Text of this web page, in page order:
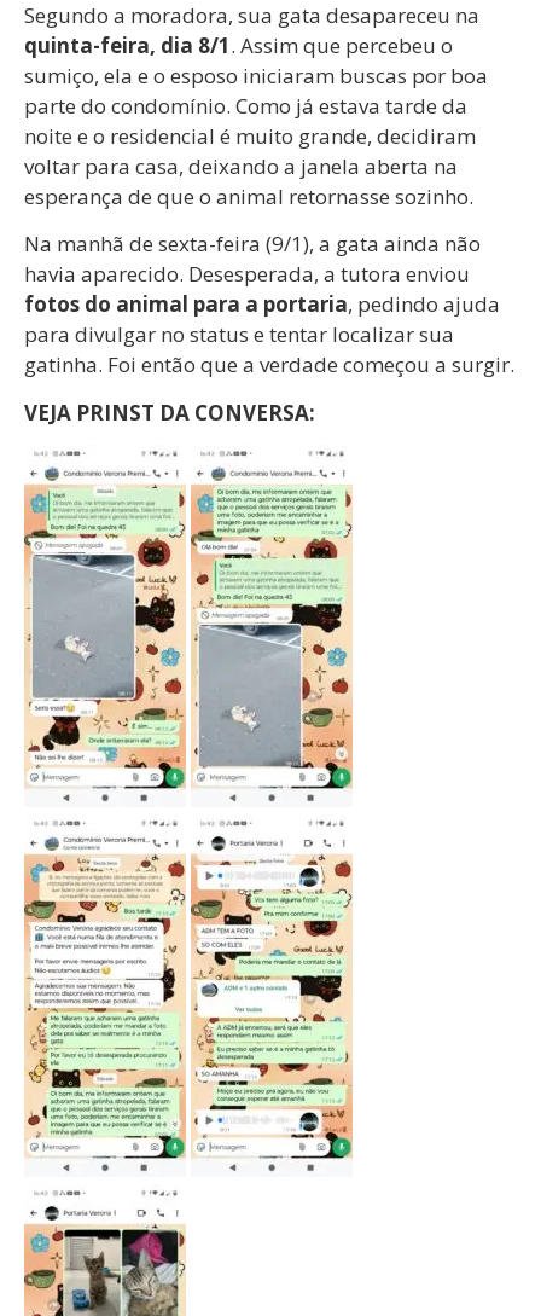
Segundo a moradora, sua gata desapareceu na
quinta-feira, dia 8/1. Assim que percebeu o
sumiço, ela e o esposo iniciaram buscas por boa
parte do condomínio. Como já estava tarde da
noite e o residencial é muito grande, decidiram
voltar para casa, deixando a janela aberta na
esperança de que o animal retornasse sozinho.
Na manhã de sexta-feira (9/1), a gata ainda não
havia aparecido. Desesperada, a tutora enviou
fotos do animal para a portaria, pedindo ajuda
para divulgar no status e tentar localizar sua
gatinha. Foi então que a verdade começou a surgir.
VEJA PRINST DA CONVERSA: